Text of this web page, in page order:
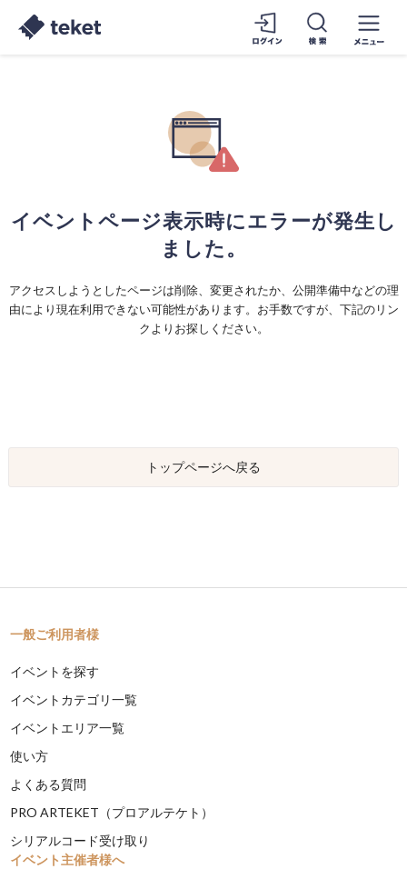
イベントページ表示時にエラーが発生し
ました。
アクセスしようとしたページは削除、変更されたか、公開準備中などの理
由により現在利用できない可能性があります。お手数ですが、下記のリン
クよりお探しください。
トップページへ戻る
一般ご利用者様
イベントを探す
イベントカテゴリ一覧
イベントエリア一覧
使い方
よくある質問
PRO ARTEKET（プロアルテケト）
シリアルコード受け取り
イベント主催者様へ